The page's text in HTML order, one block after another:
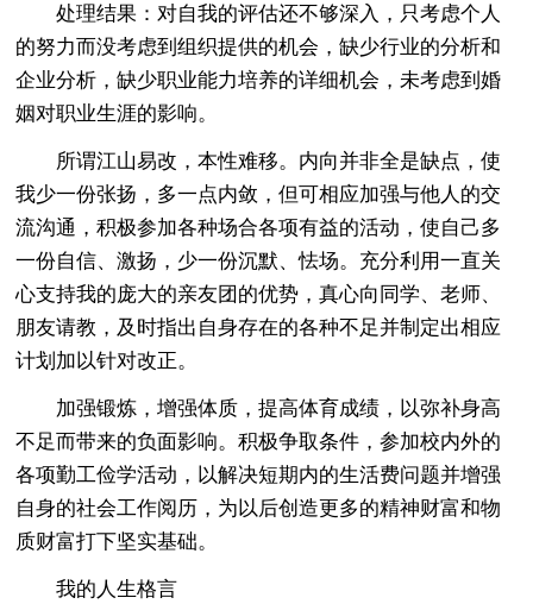
处理结果：对自我的评估还不够深入，只考虑个人
的努力而没考虑到组织提供的机会，缺少行业的分析和
企业分析，缺少职业能力培养的详细机会，未考虑到婚
姻对职业生涯的影响。
所谓江山易改，本性难移。内向并非全是缺点，使
我少一份张扬，多一点内敛，但可相应加强与他人的交
流沟通，积极参加各种场合各项有益的活动，使自己多
一份自信、激扬，少一份沉默、怯场。充分利用一直关
心支持我的庞大的亲友团的优势，真心向同学、老师、
朋友请教，及时指出自身存在的各种不足并制定出相应
计划加以针对改正。
加强锻炼，增强体质，提高体育成绩，以弥补身高
不足而带来的负面影响。积极争取条件，参加校内外的
各项勤工俭学活动，以解决短期内的生活费问题并增强
自身的社会工作阅历，为以后创造更多的精神财富和物
质财富打下坚实基础。
我的人生格言